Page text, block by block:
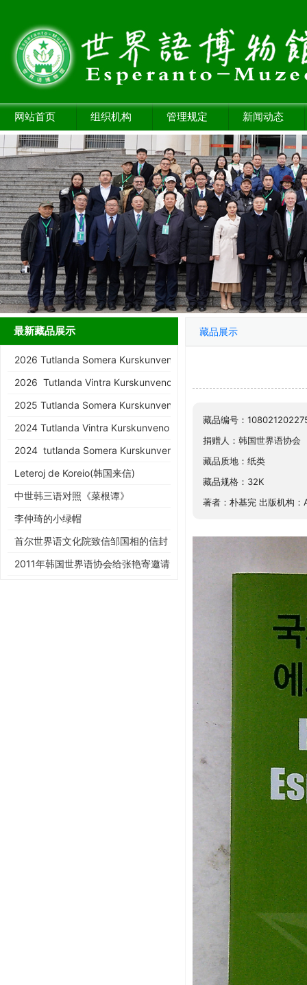
网站首页 组织机构 管理规定 新闻动态
最新藏品展示
2026 Tutlanda Somera Kurskunveno de KEA
2026 Tutlanda Vintra Kurskunveno de KEA
2025 Tutlanda Somera Kurskunveno de KEA
2024 Tutlanda Vintra Kurskunveno de KEA
2024 tutlanda Somera Kurskunveno de KEA
Leteroj de Koreio(韩国来信)
中世韩三语对照《菜根谭》
李仲琦的小绿帽
首尔世界语文化院致信邹国相的信封
2011年韩国世界语协会给张艳寄邀请
藏品展示
藏品编号：
捐赠人：韩国世界语协会
藏品质地：纸类
藏品规格：32K
著者：朴基完 出版机构：